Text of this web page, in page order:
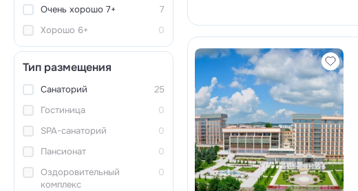
Очень хорошо 7+
7
Хорошо 6+
0
Тип размещения
Санаторий
25
Гостиница
0
SPA-санаторий
0
Пансионат
0
Оздоровительный
комплекс
0